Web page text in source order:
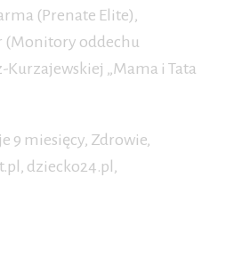
(Prenate Elite),
(Monitory oddechu
Kurzajewskiej „Mama i Tata
9 miesięcy, Zdrowie,
dziecko24.pl,